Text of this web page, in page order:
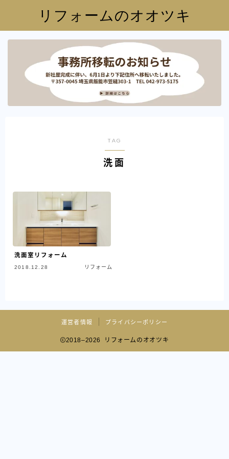
リフォームのオオツキ
TAG
洗面
洗面室リフォーム
2018.12.28 リフォーム
運営者情報 プライバシーポリシー
2018–2026 リフォームのオオツキ